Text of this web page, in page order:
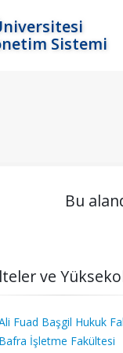
Sistemi
Bu
ve
Fuad Başgil Hukuk
Bafra İşletme Fakültesi